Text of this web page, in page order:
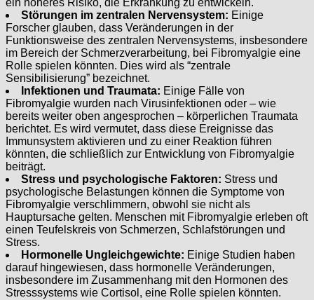
ein höheres Risiko, die Erkrankung zu entwickeln.
Störungen im zentralen Nervensystem: Einige
Forscher glauben, dass Veränderungen in der
Funktionsweise des zentralen Nervensystems, insbesondere
im Bereich der Schmerzverarbeitung, bei Fibromyalgie eine
Rolle spielen könnten. Dies wird als “zentrale
Sensibilisierung” bezeichnet.
Infektionen und Traumata: Einige Fälle von
Fibromyalgie wurden nach Virusinfektionen oder – wie
bereits weiter oben angesprochen – körperlichen Traumata
berichtet. Es wird vermutet, dass diese Ereignisse das
Immunsystem aktivieren und zu einer Reaktion führen
könnten, die schließlich zur Entwicklung von Fibromyalgie
beiträgt.
Stress und psychologische Faktoren: Stress und
psychologische Belastungen können die Symptome von
Fibromyalgie verschlimmern, obwohl sie nicht als
Hauptursache gelten. Menschen mit Fibromyalgie erleben oft
einen Teufelskreis von Schmerzen, Schlafstörungen und
Stress.
Hormonelle Ungleichgewichte: Einige Studien haben
darauf hingewiesen, dass hormonelle Veränderungen,
insbesondere im Zusammenhang mit den Hormonen des
Stresssystems wie Cortisol, eine Rolle spielen könnten.